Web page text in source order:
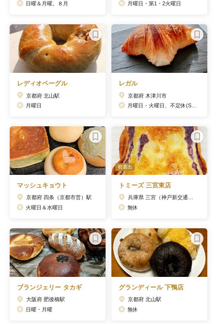
日曜＆月曜。８月
月曜日・第1・2火曜日
レディオベーグル
京都府 北山駅
月曜日
レガル
京都府 木津川市
マッシュキョウト
京都府 四条（京都市営）駅
火曜日＆水曜日
初選出
トミーズ 三宮東店
無休
ブランジェリー タカギ
大阪府 肥後橋駅
日曜・月曜
グランディール 下鴨店
京都府 北山駅
無休